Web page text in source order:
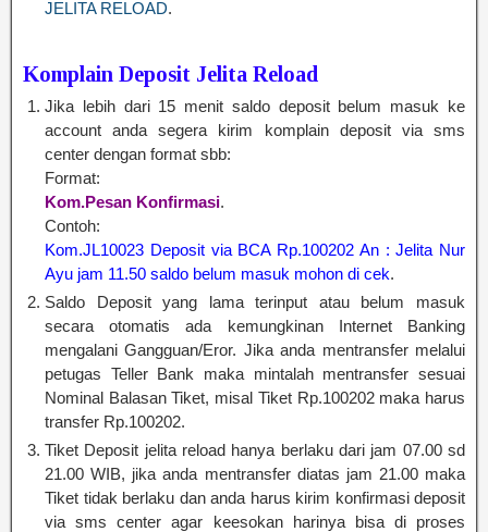
JELITA RELOAD.
Komplain Deposit Jelita Reload
Jika lebih dari 15 menit saldo deposit belum masuk ke
account anda segera kirim komplain deposit via sms
center dengan format sbb:
Format:
Kom.Pesan Konfirmasi.
Contoh:
Kom.JL10023 Deposit via BCA Rp.100202 An : Jelita Nur
Ayu jam 11.50 saldo belum masuk mohon di cek.
Saldo Deposit yang lama terinput atau belum masuk
secara otomatis ada kemungkinan Internet Banking
mengalani Gangguan/Eror. Jika anda mentransfer melalui
petugas Teller Bank maka mintalah mentransfer sesuai
Nominal Balasan Tiket, misal Tiket Rp.100202 maka harus
transfer Rp.100202.
Tiket Deposit jelita reload hanya berlaku dari jam 07.00 sd
21.00 WIB, jika anda mentransfer diatas jam 21.00 maka
Tiket tidak berlaku dan anda harus kirim konfirmasi deposit
via sms center agar keesokan harinya bisa di proses